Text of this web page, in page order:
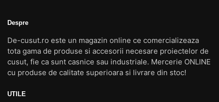
Despre
De-cusut.ro este un magazin online ce comercializeaza
tota gama de produse si accesorii necesare proiectelor de
cusut, fie ca sunt casnice sau industriale. Mercerie ONLINE
cu produse de calitate superioara si livrare din stoc!
UTILE